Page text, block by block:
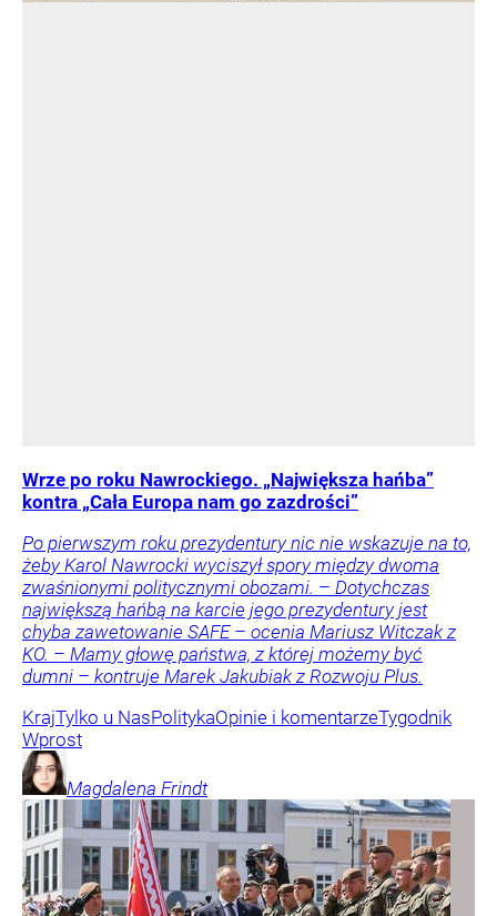
Wrze po roku Nawrockiego. „Największa hańba”
kontra „Cała Europa nam go zazdrości”
Po pierwszym roku prezydentury nic nie wskazuje na to,
żeby Karol Nawrocki wyciszył spory między dwoma
zwaśnionymi politycznymi obozami. – Dotychczas
największą hańbą na karcie jego prezydentury jest
chyba zawetowanie SAFE – ocenia Mariusz Witczak z
KO. – Mamy głowę państwa, z której możemy być
dumni – kontruje Marek Jakubiak z Rozwoju Plus.
KrajTylko u NasPolitykaOpinie i komentarzeTygodnik
Wprost
Magdalena Frindt